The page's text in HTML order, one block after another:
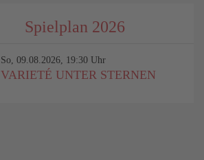
Spielplan 2026
So, 09.08.2026, 19:30 Uhr
VARIETÉ UNTER STERNEN